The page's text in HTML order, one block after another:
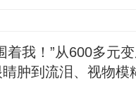
着我！”从600多元
肿到流泪、视物模